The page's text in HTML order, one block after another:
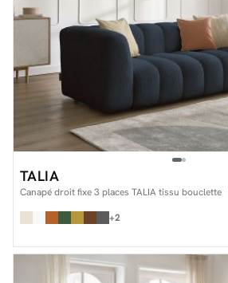
TALIA
Canapé droit fixe 3 places TALIA tissu bouclette
+2